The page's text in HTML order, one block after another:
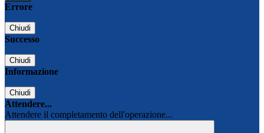
Errore
Chiudi
Successo
Chiudi
Informazione
Chiudi
Attendere...
Attendere il completamento dell'operazione...